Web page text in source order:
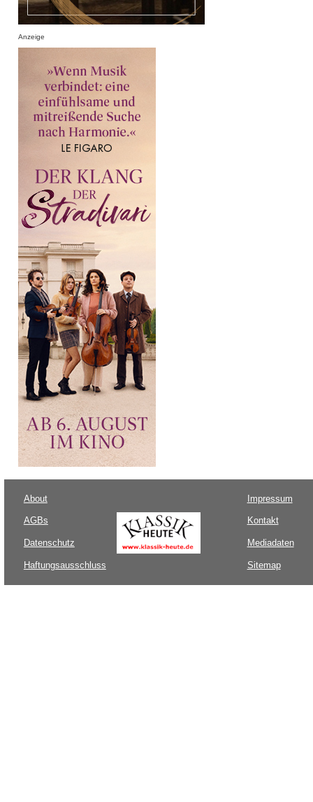
Anzeige
About
AGBs
Datenschutz
Haftungsausschluss
Impressum
Kontakt
Mediadaten
Sitemap